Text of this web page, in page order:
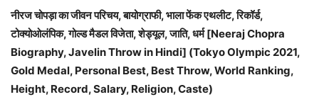
नीरज चोपड़ा का जीवन परिचय, बायोग्राफी, भाला फेंक एथलीट, रिकॉर्ड,
टोक्योओलंपिक, गोल्ड मैडल विजेता, शेड्यूल, जाति, धर्म [Neeraj Chopra
Biography, Javelin Throw in Hindi] (Tokyo Olympic 2021,
Gold Medal, Personal Best, Best Throw, World Ranking,
Height, Record, Salary, Religion, Caste)